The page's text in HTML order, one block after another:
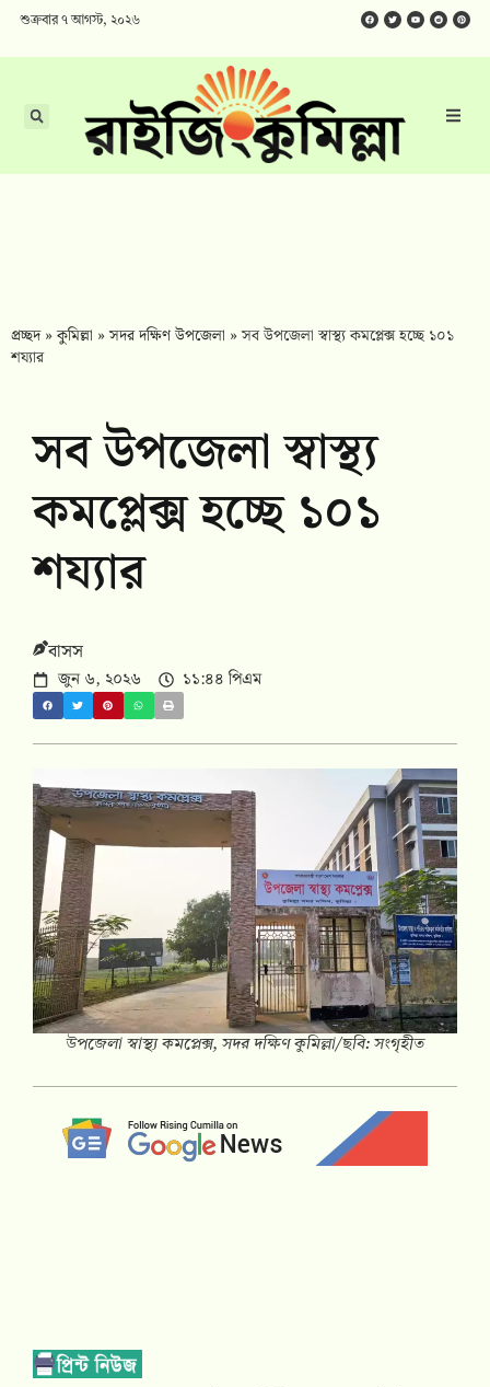
শুক্রবার ৭ আগস্ট, ২০২৬
প্রচ্ছদ»কুমিল্লা »সদর দক্ষিণ উপজেলা »সব উপজেলা স্বাস্থ্য কমপ্লেক্স হচ্ছে ১০১
শয্যার
সব উপজেলা স্বাস্থ্য
কমপ্লেক্স হচ্ছে ১০১
শয্যার
বাসস
জুন ৬, ২০২৬ ১১:৪৪ পিএম
উপজেলা স্বাস্থ্য কমপ্লেক্স, সদর দক্ষিণ কুমিল্লা/ছবি: সংগৃহীত